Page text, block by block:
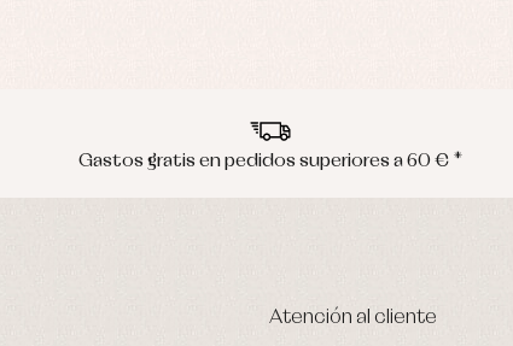
Gastos gratis en pedidos superiores a 60 € *
Atención al cliente